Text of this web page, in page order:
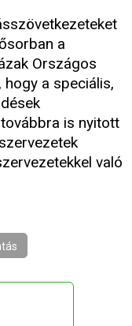
a
Országos
a speciális,
is nyitott
való